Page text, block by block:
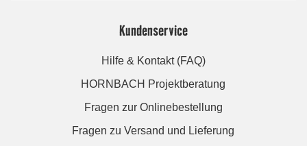
Kundenservice
Hilfe & Kontakt (FAQ)
HORNBACH Projektberatung
Fragen zur Onlinebestellung
Fragen zu Versand und Lieferung